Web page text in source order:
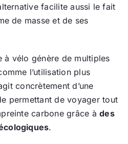
facilite aussi le fait
de masse et de ses
à vélo génère de multiples
l’utilisation plus
concrètement d’une
permettant de voyager tout
carbone grâce àdes
.